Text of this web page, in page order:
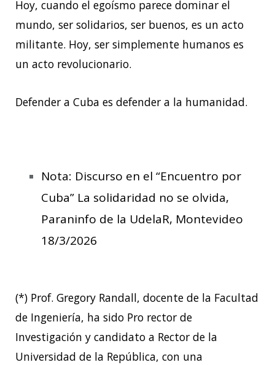
Hoy, cuando el egoísmo parece dominar el
mundo, ser solidarios, ser buenos, es un acto
militante. Hoy, ser simplemente humanos es
un acto revolucionario.
Defender a Cuba es defender a la humanidad.
Nota: Discurso en el “Encuentro por
Cuba” La solidaridad no se olvida,
Paraninfo de la UdelaR, Montevideo
18/3/2026
(*) Prof. Gregory Randall, docente de la Facultad
de Ingeniería, ha sido Pro rector de
Investigación y candidato a Rector de la
Universidad de la República, con una